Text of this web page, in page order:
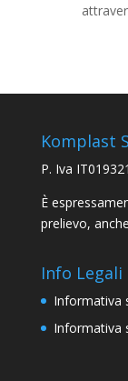
Komplast
P. Iva
È
prelievo,
Info Legali
Informativa
Informativa